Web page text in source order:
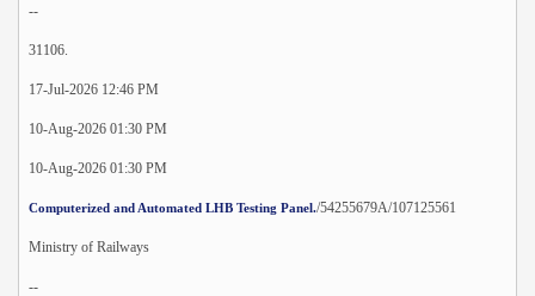
--
31106.
17-Jul-2026 12:46 PM
10-Aug-2026 01:30 PM
10-Aug-2026 01:30 PM
Computerized and Automated LHB Testing Panel./54255679A/107125561
Ministry of Railways
--